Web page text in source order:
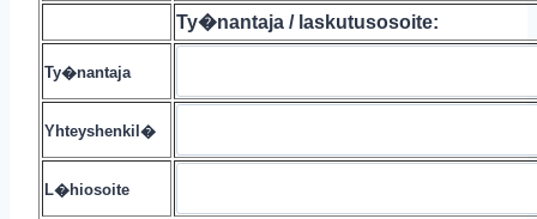
Ty�nantaja / laskutusosoite:
Ty�nantaja
Yhteyshenkil�
L�hiosoite